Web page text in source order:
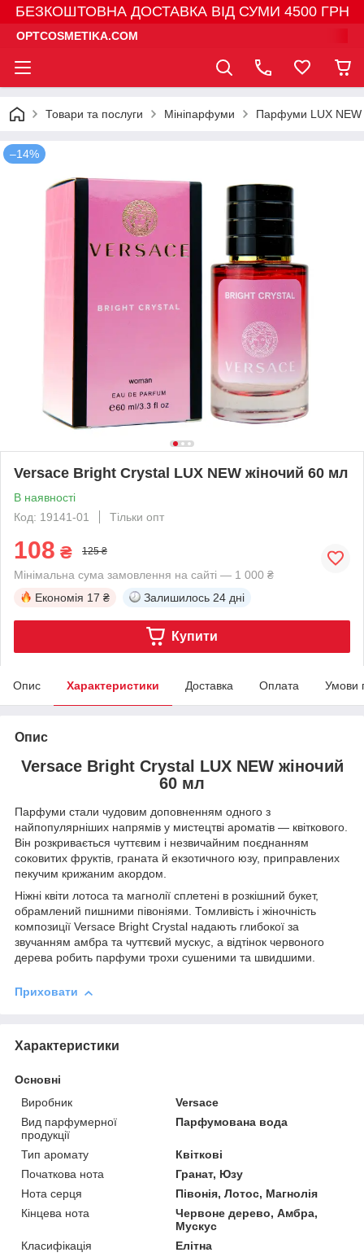
БЕЗКОШТОВНА ДОСТАВКА ВІД СУМИ 4500 ГРН
OPTCOSMETIKA.COM
Товари та послуги Мініпарфуми Парфуми LUX
–14%
Versace Bright Crystal LUX NEW жіночий 60 мл
В наявності
Код: 19141-01
Тільки опт
108 ₴ 125 ₴
Мінімальна сума замовлення на сайті — 1 000 ₴
Економія 17 ₴ Залишилось 24 дні
Купити
Опис Характеристики Доставка Оплата Умови
Опис
Versace Bright Crystal LUX NEW жіночий
60 мл
Парфуми стали чудовим доповненням одного з
найпопулярніших напрямів у мистецтві ароматів — квіткового.
Він розкривається чуттєвим і незвичайним поєднанням
соковитих фруктів, граната й екзотичного юзу, приправлених
пекучим крижаним акордом.
Ніжні квіти лотоса та магнолії сплетені в розкішний букет,
обрамлений пишними півоніями. Томливість і жіночність
композиції Versace Bright Crystal надають глибокої за
звучанням амбра та чуттєвий мускус, а відтінок червоного
дерева робить парфуми трохи сушеними та швидшими.
Приховати
Характеристики
Основні
Виробник
Versace
Вид парфумерної
продукції
Парфумована вода
Тип аромату
Квіткові
Початкова нота
Гранат, Юзу
Нота серця
Півонія, Лотос, Магнолія
Кінцева нота
Червоне дерево, Амбра,
Мускус
Класифікація
Елітна